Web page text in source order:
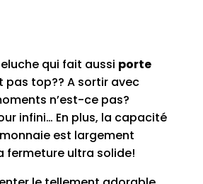
qui fait aussi porte
pas top?? A sortir avec
n’est-ce pas?
infini… En plus, la capacité
est largement
fermeture ultra solide!